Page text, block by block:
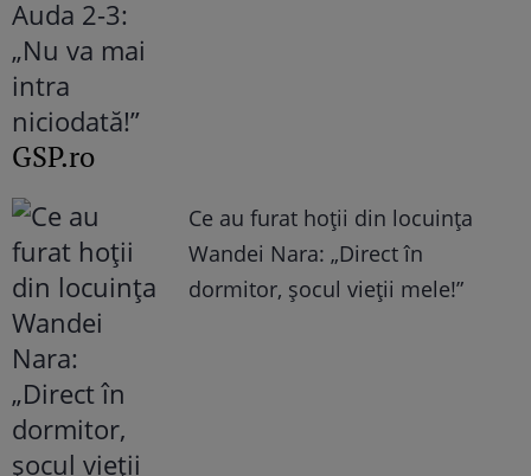
GSP.ro
Ce au furat hoții din locuința
Wandei Nara: „Direct în
dormitor, șocul vieții mele!”